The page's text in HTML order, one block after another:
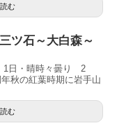
む
ツ石～大白森～
1日・晴時々曇り 2
秋の紅葉時期に岩手山
む